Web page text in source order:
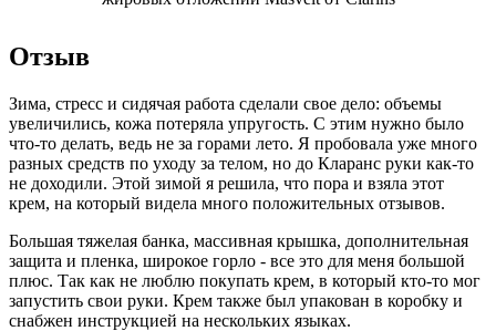
Отзыв
Зима, стресс и сидячая работа сделали свое дело: объемы
увеличились, кожа потеряла упругость. С этим нужно было
что-то делать, ведь не за горами лето. Я пробовала уже много
разных средств по уходу за телом, но до Кларанс руки как-то
не доходили. Этой зимой я решила, что пора и взяла этот
крем, на который видела много положительных отзывов.
Большая тяжелая банка, массивная крышка, дополнительная
защита и пленка, широкое горло - все это для меня большой
плюс. Так как не люблю покупать крем, в который кто-то мог
запустить свои руки. Крем также был упакован в коробку и
снабжен инструкцией на нескольких языках.